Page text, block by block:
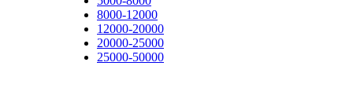
8000-12000
12000-20000
20000-25000
25000-50000